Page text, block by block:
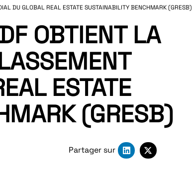
DU GLOBAL REAL ESTATE SUSTAINABILITY BENCHMARK (GRESB)
OBTIENT LA
ESTATE
(GRESB)
Partager sur